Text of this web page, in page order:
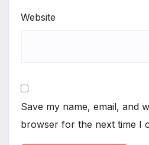
Website
Save my name, email, and
browser for the next time I